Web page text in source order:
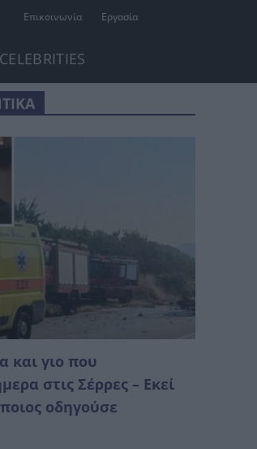
Επικοινωνία Εργασία
CELEBRITIES
και γιο που
στις Σέρρες – Εκεί
οδηγούσε